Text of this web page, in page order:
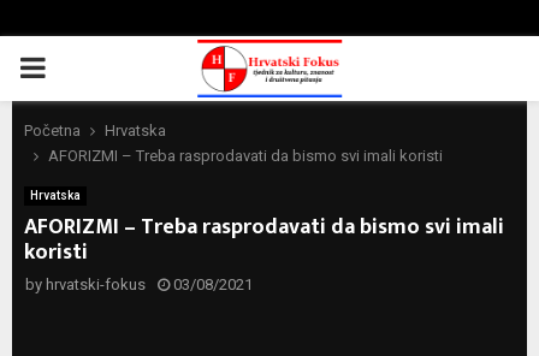
PRIMARY
MENU
Početna
Hrvatska
AFORIZMI – Treba rasprodavati da bismo svi imali koristi
Hrvatska
AFORIZMI – Treba rasprodavati da bismo svi imali
koristi
by hrvatski-fokus 03/08/2021